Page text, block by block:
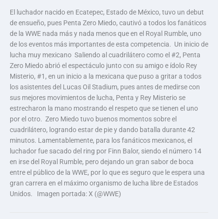
El luchador nacido en Ecatepec, Estado de México, tuvo un debut
de ensueño, pues Penta Zero Miedo, cautivó a todos los fanáticos
de la WWE nada más y nada menos que en el Royal Rumble, uno
de los eventos más importantes de esta competencia. Un inicio de
lucha muy mexicano Saliendo al cuadrilátero como el #2, Penta
Zero Miedo abrió el espectáculo junto con su amigo e ídolo Rey
Misterio, #1, en un inicio a la mexicana que puso a gritar a todos
los asistentes del Lucas Oil Stadium, pues antes de medirse con
sus mejores movimientos de lucha, Penta y Rey Misterio se
estrecharon la mano mostrando el respeto que se tienen el uno
por el otro. Zero Miedo tuvo buenos momentos sobre el
cuadrilátero, logrando estar de pie y dando batalla durante 42
minutos. Lamentablemente, para los fanáticos mexicanos, el
luchador fue sacado del ring por Finn Balor, siendo el número 14
en irse del Royal Rumble, pero dejando un gran sabor de boca
entre el público de la WWE, por lo que es seguro que le espera una
gran carrera en el máximo organismo de lucha libre de Estados
Unidos. Imagen portada: X (@WWE)